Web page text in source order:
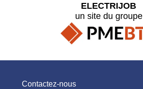
ELECTRIJOB
un site du groupe
Contactez-nous